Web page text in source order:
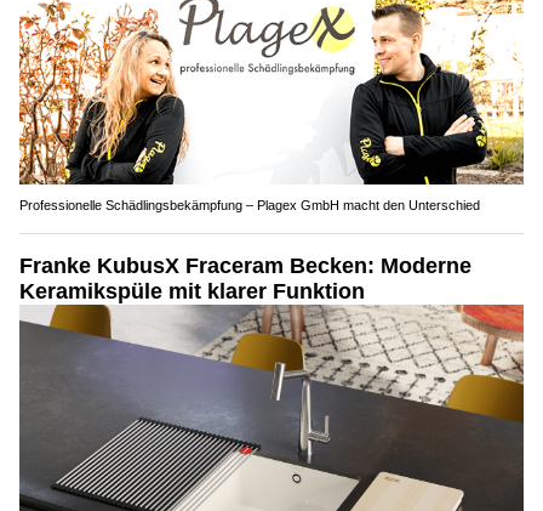
Professionelle Schädlingsbekämpfung – Plagex GmbH macht den Unterschied
Franke KubusX Fraceram Becken: Moderne
Keramikspüle mit klarer Funktion